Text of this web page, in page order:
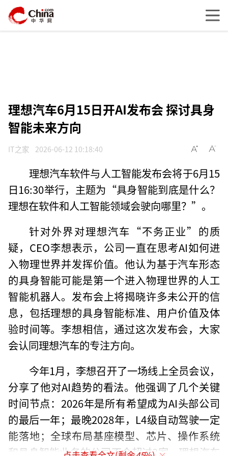
理想汽车6月15日开AI发布会 探讨具身
智能未来方向
IT之家 2026-06-12 10:18:40
理想汽车软件与人工智能发布会将于6月15
日16:30举行，主题为“具身智能到底是什么？
理想在软件和人工智能领域会驶向哪里？”。
针对外界对理想汽车“不务正业”的质
疑，CEO李想表示，公司一直在思考AI如何进
入物理世界并发挥价值。他认为基于汽车形态
的具身智能可能是第一个进入物理世界的人工
智能机器人。发布会上将揭晓许多未公开的信
息，包括理想的具身智能标准、用户价值及体
验时间等。李想相信，通过这次发布会，大家
会认同理想汽车的专注方向。
今年1月，李想召开了一场线上全员会议，
分享了他对AI趋势的看法。他强调了几个关键
时间节点：2026年是所有希望成为AI头部公司
的最后一年；最晚2028年，L4级自动驾驶一定
能落地；全球布局基座模型、芯片、操作系统
和具身智能业务的公司不会超过3家，理想汽车